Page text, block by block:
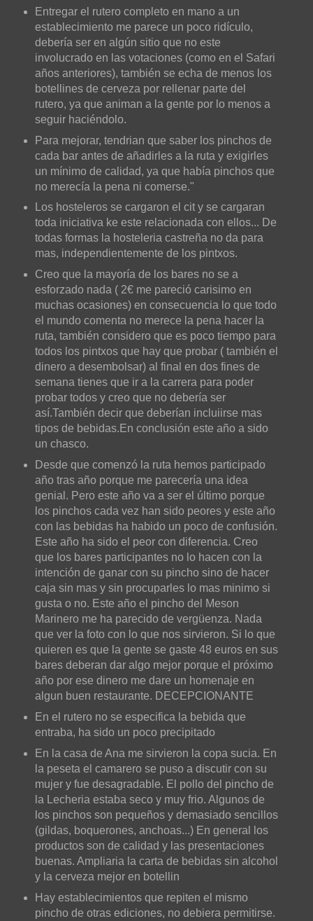
Entregar el rutero completo en mano a un
establecimiento me parece un poco ridículo,
debería ser en algún sitio que no este
involucrado en las votaciones (como en el Safari
años anteriores), también se echa de menos los
botellines de cerveza por rellenar parte del
rutero, ya que animan a la gente por lo menos a
seguir haciéndolo.
Para mejorar, tendrian que saber los pinchos de
cada bar antes de añadirles a la ruta y exigirles
un mínimo de calidad, ya que había pinchos que
no merecía la pena ni comerse."
Los hosteleros se cargaron el cit y se cargaran
toda iniciativa ke este relacionada con ellos... De
todas formas la hosteleria castreña no da para
mas, independientemente de los pintxos.
Creo que la mayoría de los bares no se a
esforzado nada ( 2€ me pareció carisimo en
muchas ocasiones) en consecuencia lo que todo
el mundo comenta no merece la pena hacer la
ruta, también considero que es poco tiempo para
todos los pintxos que hay que probar ( también el
dinero a desembolsar) al final en dos fines de
semana tienes que ir a la carrera para poder
probar todos y creo que no debería ser
así.También decir que deberían incluiirse mas
tipos de bebidas. En conclusión este año a sido
un chasco.
Desde que comenzó la ruta hemos participado
año tras año porque me parecería una idea
genial. Pero este año va a ser el último porque
los pinchos cada vez han sido peores y este año
con las bebidas ha habido un poco de confusión.
Este año ha sido el peor con diferencia. Creo
que los bares participantes no lo hacen con la
intención de ganar con su pincho sino de hacer
caja sin mas y sin procuparles lo mas minimo si
gusta o no. Este año el pincho del Meson
Marinero me ha parecido de vergüenza. Nada
que ver la foto con lo que nos sirvieron. Si lo que
quieren es que la gente se gaste 48 euros en sus
bares deberan dar algo mejor porque el próximo
año por ese dinero me dare un homenaje en
algun buen restaurante. DECEPCIONANTE
En el rutero no se especifica la bebida que
entraba, ha sido un poco precipitado
En la casa de Ana me sirvieron la copa sucia. En
la peseta el camarero se puso a discutir con su
mujer y fue desagradable. El pollo del pincho de
la Lecheria estaba seco y muy frio. Algunos de
los pinchos son pequeños y demasiado sencillos
(gildas, boquerones, anchoas...) En general los
productos son de calidad y las presentaciones
buenas. Ampliaria la carta de bebidas sin alcohol
y la cerveza mejor en botellin
Hay establecimientos que repiten el mismo
pincho de otras ediciones, no debiera permitirse.